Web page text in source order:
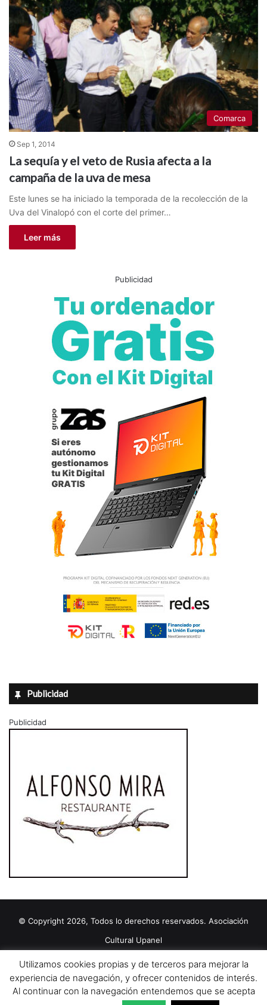
Comarca
Sep 1, 2014
La sequía y el veto de Rusia afecta a la
campaña de la uva de mesa
Este lunes se ha iniciado la temporada de la recolección de la
Uva del Vinalopó con el corte del primer…
Leer más
Publicidad
Publicidad
Publicidad
© Copyright 2026, Todos lo derechos reservados. Asociación
Cultural Upanel
Política de cookies Política de privacidad
Aviso Legal
Contacto
Publicidad 2024
Utilizamos cookies propias y de terceros para mejorar la
experiencia de navegación, y ofrecer contenidos de interés.
Al continuar con la navegación entendemos que se acepta